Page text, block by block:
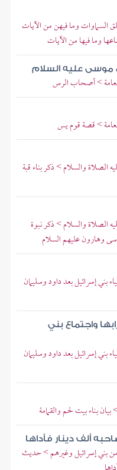
السماوات وما فيهن من الآيات
وما فيها من الآيات
عليه السلام
بعامة > أصحاب الرس
بعامة > قصة قوم يس
الصلاة والسلام > ذكر بناء قبة
الصلاة والسلام > ذكر نبوة
وهارون عليهم السلام
بني إسرائيل بعد داود وسليمان
واجتماع بني
بني إسرائيل بعد داود وسليمان
بناء بيت لحم والقمامة
ألف دينار فأداها
من بني إسرائيل وغيرهم > حديث